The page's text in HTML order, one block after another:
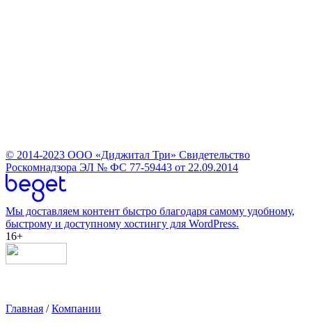
© 2014-2023 ООО «Диджитал Три» Свидетельство
Роскомнадзора ЭЛ № ФС 77-59443 от 22.09.2014
Мы доставляем контент быстро благодаря самому удобному,
быстрому и доступному хостингу для WordPress.
16+
Главная /Компании